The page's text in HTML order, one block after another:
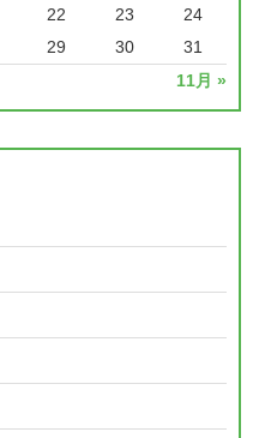
11月 »
22 23
24
29 30 31